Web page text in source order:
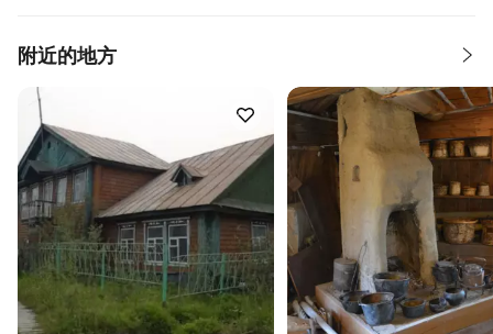
附近的地方